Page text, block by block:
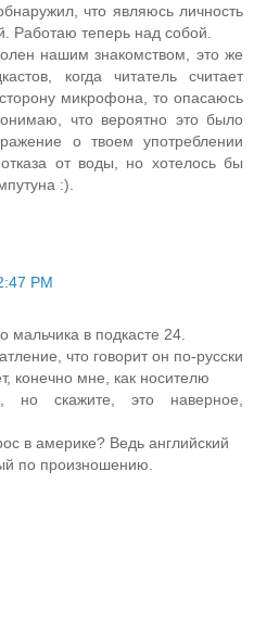
что являюсь личность
Работаю теперь над собой.
нашим знакомством, это же
когда читатель считает
микрофона, то опасаюсь
что вероятно это было
о твоем употреблении
от воды, но хотелось бы
:).
PM
в подкасте 24.
что говорит он по-русски
конечно мне, как носителю
но скажите, это наверное,
в америке? Ведь английский
по произношению.